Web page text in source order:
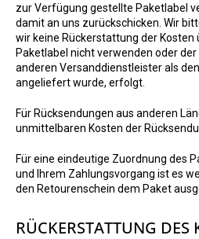
zur Verfügung gestellte Paketlabel
damit an uns zurückschicken. Wir
wir keine Rückerstattung der Kosten
Paketlabel nicht verwenden oder
anderen Versanddienstleister als
angeliefert wurde, erfolgt.
Für Rücksendungen aus anderen
unmittelbaren Kosten der
Für eine eindeutige Zuordnung des
und Ihrem Zahlungsvorgang ist es
den Retourenschein dem Paket
RÜCKERSTATTUNG DES